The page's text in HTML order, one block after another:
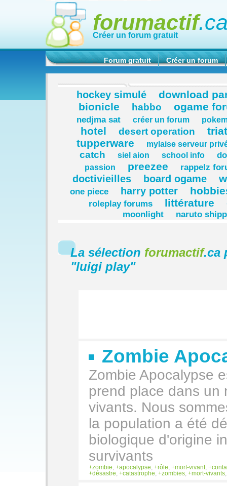
forumactif
Créer un forum gratuit
Forum gratuit Créer un forum
hockey simulé
download
bionicle
habbo ogame
nedjma sat créer un forum
hotel desert operation
tupperware
mylaise serveur
catch siel aion school info
passion preezee rappelz
doctivieilles board ogame
one piece harry potter
roleplay forums littérature
moonlight naruto
La sélection forumactif.ca
"luigi play"
Zombie
Zombie Apocalypse
prend place dans un
vivants. Nous
la population a été
biologique d'origine
survivants
zombie apocalypse rôle mort-vivant
désastre
catastrophe zombies mort-vivants